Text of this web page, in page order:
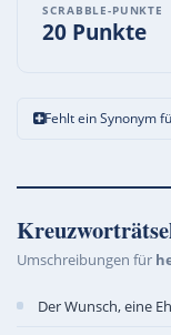
SCRABBLE-PUNKTE
20 Punkte
Fehlt ein Synonym
Umschreibungen für
Der Wunsch, eine